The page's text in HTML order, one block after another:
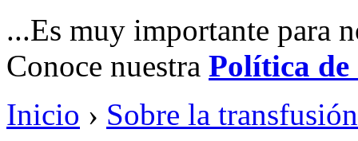
...Es muy importante para
Conoce nuestra Política
Inicio › Sobre la